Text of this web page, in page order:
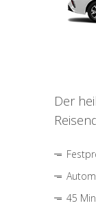
Der
45